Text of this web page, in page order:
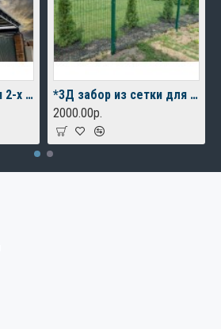
Навес с фризом для 2-х автомобилей
*3Д забор из сетки для дачного дома
2000.00р.